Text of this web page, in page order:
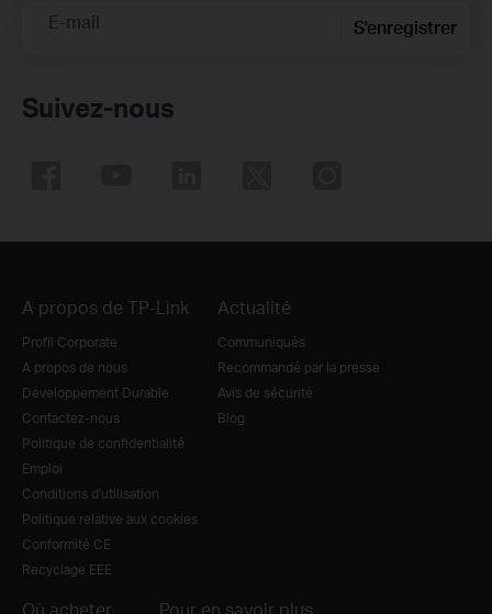
E-mail S'enregistrer
Suivez-nous
A propos de TP-Link
Profil Corporate
A propos de nous
Développement Durable
Contactez-nous
Politique de confidentialité
Emploi
Conditions d'utilisation
Politique relative aux cookies
Conformité CE
Recyclage EEE
Actualité
Communiqués
Recommandé par la presse
Avis de sécurité
Blog
Où acheter Pour en savoir plus